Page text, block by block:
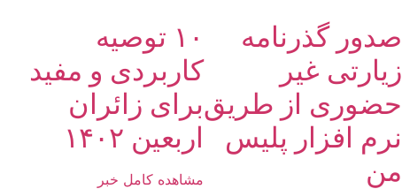
صدور گذرنامه
زیارتی غیر
حضوری از طریق
نرم افزار پلیس
من
۱۰ توصیه‌
کاربردی و مفید
برای زائران
اربعین ۱۴۰۲
مشاهده کامل خبر